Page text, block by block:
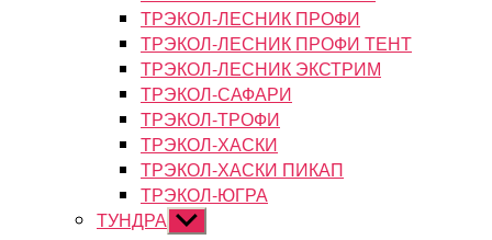
ТРЭКОЛ-ЛЕСНИК ПРОФИ
ТРЭКОЛ-ЛЕСНИК ПРОФИ ТЕНТ
ТРЭКОЛ-ЛЕСНИК ЭКСТРИМ
ТРЭКОЛ-САФАРИ
ТРЭКОЛ-ТРОФИ
ТРЭКОЛ-ХАСКИ
ТРЭКОЛ-ХАСКИ ПИКАП
ТРЭКОЛ-ЮГРА
ТУНДРА Показывать